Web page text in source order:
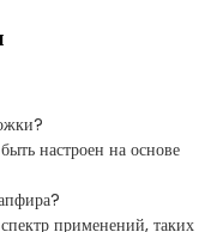
настроен на основе
применений, таких